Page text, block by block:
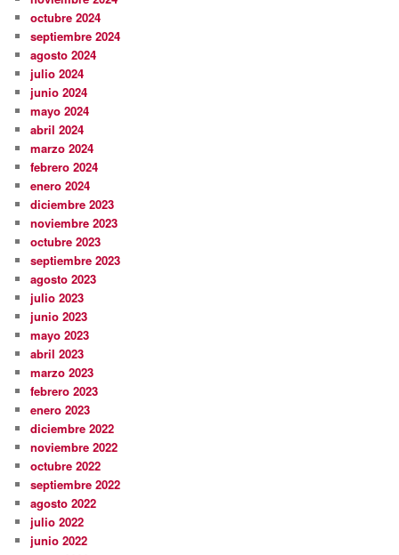
octubre 2024
septiembre 2024
agosto 2024
julio 2024
junio 2024
mayo 2024
abril 2024
marzo 2024
febrero 2024
enero 2024
diciembre 2023
noviembre 2023
octubre 2023
septiembre 2023
agosto 2023
julio 2023
junio 2023
mayo 2023
abril 2023
marzo 2023
febrero 2023
enero 2023
diciembre 2022
noviembre 2022
octubre 2022
septiembre 2022
agosto 2022
julio 2022
junio 2022